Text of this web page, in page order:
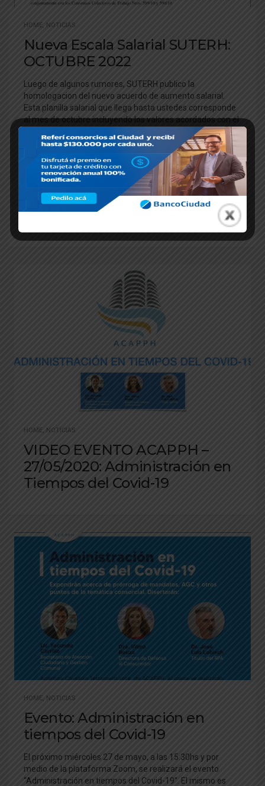
HOME, NOTICIAS
Nueva Escala Salarial SUTERH:
OCTUBRE 2022
Luego de algunos rumores, SUTERH publico la
homologacion del nuevo acuerdo de aumento salarial.
Esta planilla salarial que llega hasta ustedes corresponde
al mes de octubre incluyendo los valores acordados con el
sector empleador en el marco del convenio paritario 2022.
Las presentes planillas incluyen los montos salariales, plus
y beneficios de las categorías vigentes en todo el país,
para quienes esten incluidos en los CCT 589 y 590/10.
El presente acuerdo contempla, además, próximos
aumentos para el mes de noviembre, del presente año, y
para enero de 2023. Cabe destacar, que este nuevo
aumento, se suma a los bonos que aun siguen vigentes.
HOME, NOTICIAS
VIDEO EVENTO ACAPPH –
27/05/2020: Administración en
Tiempos del Covid-19
HOME, NOTICIAS
Evento: Administración en
tiempos del Covid-19
El próximo miércoles 27 de mayo, a las 15:30hs y por
medio de la plataforma Zoom, se realizará el evento
“Administración en tiempos del Covid-19”. El mismo es